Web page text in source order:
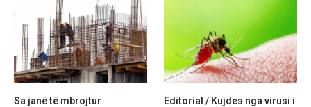
Sa janë të mbrojtur
Editorial / Kujdes nga virusi i